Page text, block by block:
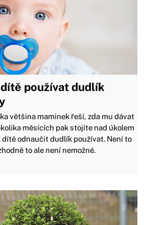
používat dudlík
většina maminek řeší, zda mu dávat
měsících pak stojíte nad úkolem
dítě odnaučit dudlík používat. Není to
to ale není nemožné.